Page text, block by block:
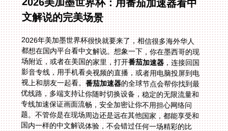
文解说的完美场景
2026年美加墨世界杯很快就要来了，相信很多海外华人
都想在国内平台看中文解说。想象一下，你在墨西哥的现
场附近，或者在美国的家里，打开番茄加速器，连接回国
影音专线，用手机看央视频的直播，或者用电脑投屏到电
视上和朋友一起看。番茄加速器的全球节点会帮你找到最
优线路，多端支持让你随时切换设备，稳定的无限流量和
专线加速保证画面流畅，安全加密让你不用担心网络问
题。不管你是在现场周边还是远在其他国家，都能享受和
国内一样的中文解说体验，不会错过任何一场精彩的比